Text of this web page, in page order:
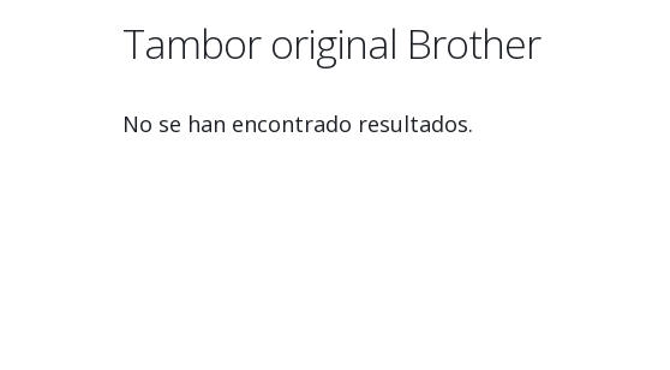
Tambor original Brother
No se han encontrado resultados.